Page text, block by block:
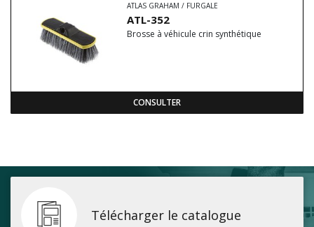
ATLAS GRAHAM / FURGALE
ATL-352
Brosse à véhicule crin synthétique
CONSULTER
Télécharger le catalogue